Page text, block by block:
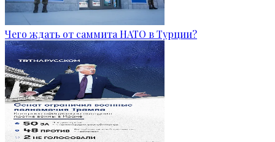
Чего ждать от саммита НАТО в Турции?